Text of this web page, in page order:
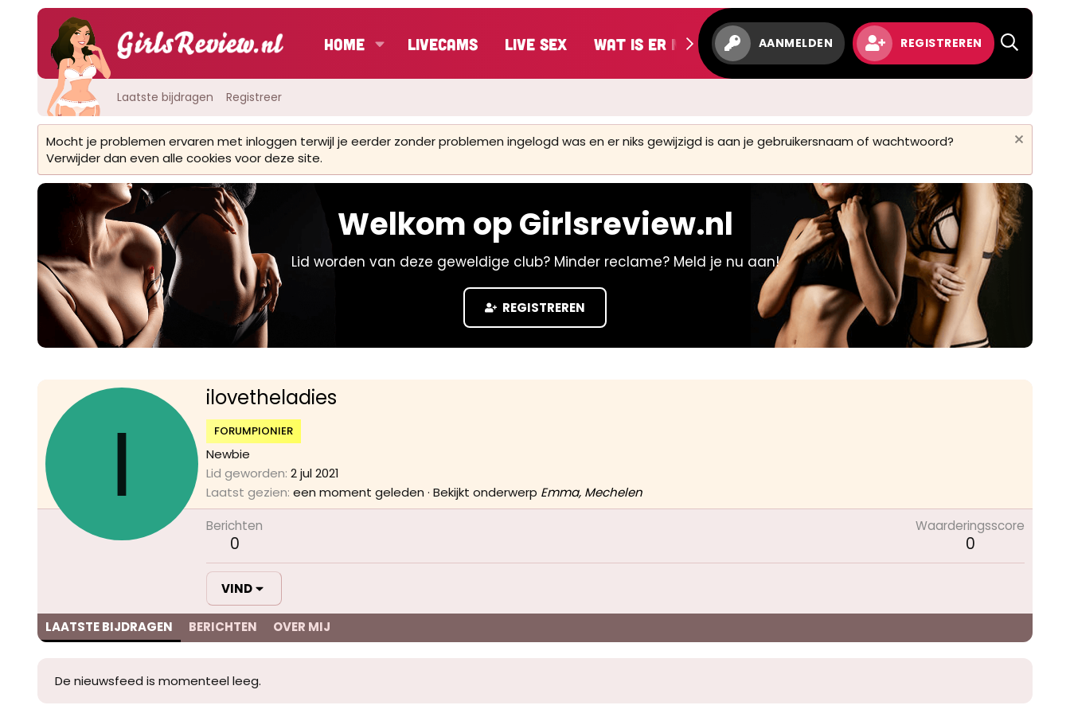
Home LiveCams Live Sex Wat is er nieuw AANMELDEN REGISTREREN
Laatste bijdragen Registreer
Mocht je problemen ervaren met inloggen terwijl je eerder zonder problemen ingelogd was en er niks gewijzigd is aan je gebruikersnaam of wachtwoord?
Verwijder dan even alle cookies voor deze site.
Welkom op Girlsreview.nl
Lid worden van deze geweldige club? Minder reclame? Meld je nu aan!
REGISTREREN
I
ilovetheladies
FORUMPIONIER
Newbie
Lid geworden 2 jul 2021
Laatst gezien een moment geleden · Bekijkt onderwerp Emma, Mechelen
Berichten
0
Waarderingsscore
0
VIND
LAATSTE BIJDRAGEN BERICHTEN OVER MIJ
De nieuwsfeed is momenteel leeg.